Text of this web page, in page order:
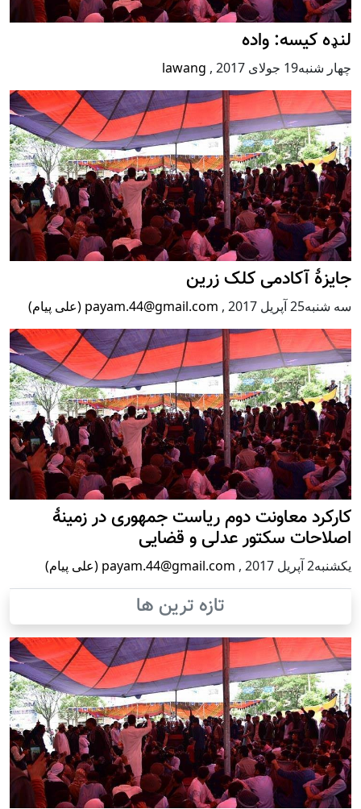
لنډه کیسه: واده
چهار شنبه19 جولای 2017 ,
lawang
جایزۀ آکادمی کلک زرین
سه شنبه25 آپریل 2017 , payam.44@gmail.com (علی پیام)
کارکرد معاونت دوم ریاست جمهوری در زمینۀ
اصلاحات سکتور عدلی و قضایی
يكشنبه2 آپریل 2017 , payam.44@gmail.com (علی پیام)
تازه ترین ها